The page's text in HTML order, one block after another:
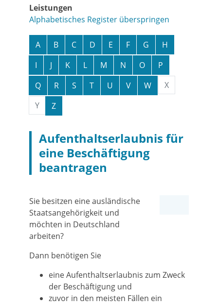
Leistungen
Alphabetisches Register überspringen
A B C D E F G
H
I
J K L M N O
P
Q
R S T U V W
X
Y
Z
Aufenthaltserlaubnis für
eine Beschäftigung
beantragen
Sie besitzen eine ausländische
Staatsangehörigkeit und
möchten in Deutschland
arbeiten?
Dann benötigen Sie
eine Aufenthaltserlaubnis zum Zweck
der Beschäftigung und
zuvor in den meisten Fällen ein